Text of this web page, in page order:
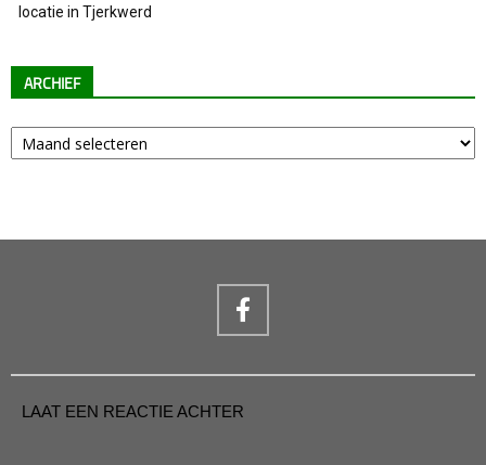
locatie in Tjerkwerd
ARCHIEF
Archief
LAAT EEN REACTIE ACHTER